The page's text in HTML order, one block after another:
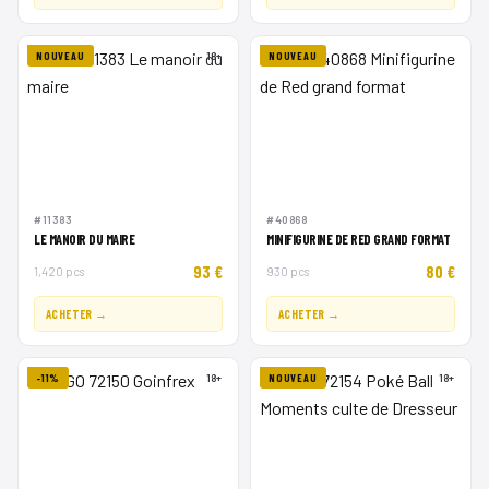
NOUVEAU 18+
#11383
LE MANOIR DU MAIRE
1,420 pcs 93 €
ACHETER →
NOUVEAU
#40868
MINIFIGURINE DE RED GRAND FORMAT
930 pcs 80 €
ACHETER →
-11% 18+ NOUVEAU 18+